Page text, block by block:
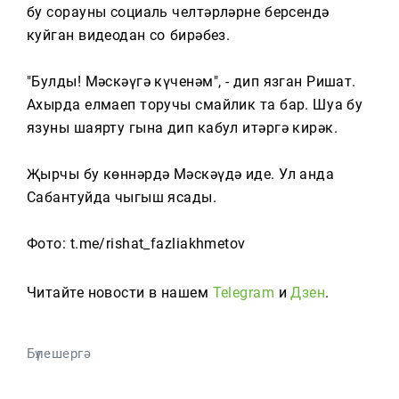
бу сорауны социаль челтәрләрнең берсендә
куйган видеодан соң бирәбез.
"Булды! Мәскәүгә күченәм", - дип язган Ришат.
Ахырда елмаеп торучы смайлик та бар. Шуңа бу
язуны шаярту гына дип кабул итәргә кирәк.
Җырчы бу көннәрдә Мәскәүдә иде. Ул анда
Сабантуйда чыгыш ясады.
Фото: t.me/rishat_fazliakhmetov
Читайте новости в нашем Telegram иДзен.
Бүлешергә